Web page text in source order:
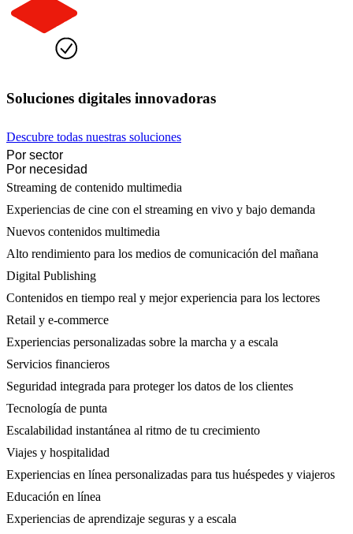
Soluciones digitales innovadoras
Descubre todas nuestras soluciones
Por sector
Por necesidad
Streaming de contenido multimedia
Experiencias de cine con el streaming en vivo y bajo demanda
Nuevos contenidos multimedia
Alto rendimiento para los medios de comunicación del mañana
Digital Publishing
Contenidos en tiempo real y mejor experiencia para los lectores
Retail y e-commerce
Experiencias personalizadas sobre la marcha y a escala
Servicios financieros
Seguridad integrada para proteger los datos de los clientes
Tecnología de punta
Escalabilidad instantánea al ritmo de tu crecimiento
Viajes y hospitalidad
Experiencias en línea personalizadas para tus huéspedes y viajeros
Educación en línea
Experiencias de aprendizaje seguras y a escala